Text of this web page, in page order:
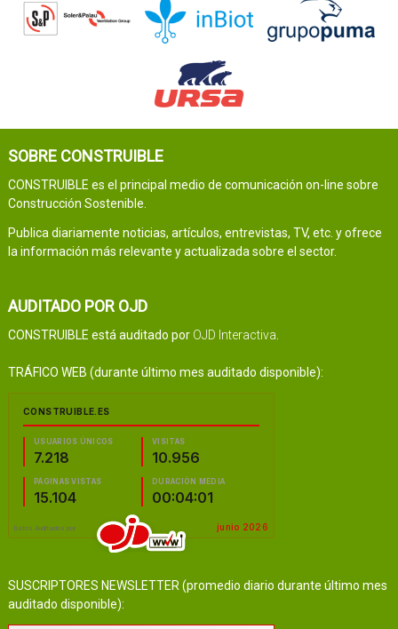
SOBRE CONSTRUIBLE
CONSTRUIBLE es el principal medio de comunicación on-line sobre
Construcción Sostenible.
Publica diariamente noticias, artículos, entrevistas, TV, etc. y ofrece
la información más relevante y actualizada sobre el sector.
AUDITADO POR OJD
CONSTRUIBLE está auditado por OJD Interactiva.
TRÁFICO WEB (durante último mes auditado disponible):
SUSCRIPTORES NEWSLETTER (promedio diario durante último mes
auditado disponible):